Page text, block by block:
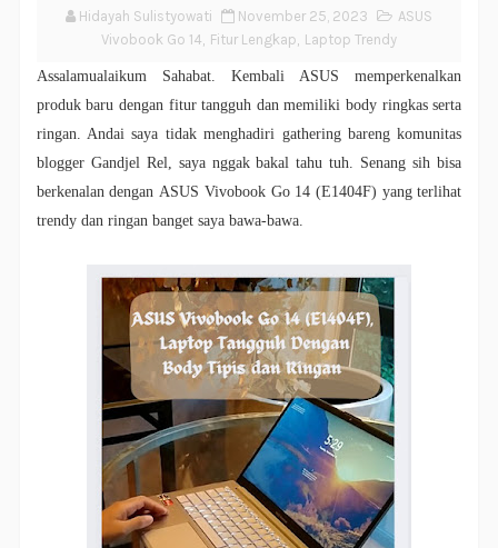
Hidayah Sulistyowati November 25, 2023
ASUS
Vivobook Go 14, Fitur Lengkap, Laptop Trendy
Assalamualaikum Sahabat. Kembali ASUS memperkenalkan
produk baru dengan fitur tangguh dan memiliki body ringkas serta
ringan. Andai saya tidak menghadiri gathering bareng komunitas
blogger Gandjel Rel, saya nggak bakal tahu tuh. Senang sih bisa
berkenalan denganASUS Vivobook Go 14 (E1404F) yang terlihat
trendy dan ringan banget saya bawa-bawa.